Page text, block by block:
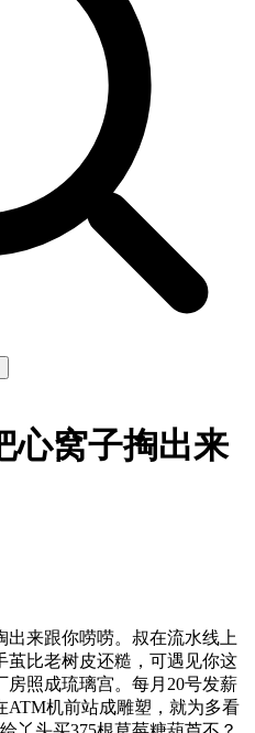
心窝子掏出来
出来跟你唠唠。叔在流水线上
茧比老树皮还糙，可遇见你这
房照成琉璃宫。每月20号发薪
ATM机前站成雕塑，就为多看